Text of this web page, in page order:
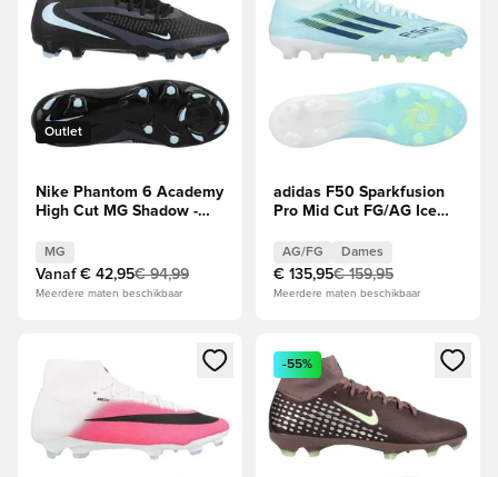
Outlet
Nike Phantom 6 Academy
High Cut MG Shadow -
MG
Vanaf € 42,95€ 94,99
Meerdere maten beschikbaar
adidas F50 Sparkfusion
Pro Mid Cut FG/AG Ice
Blue/Dune Pearl/Geel
Dames
AG/FG Dames
€ 135,95€ 159,95
Meerdere maten beschikbaar
Opent een venster om in te loggen of je aan te melden als
Opent een venster om in te
-55%